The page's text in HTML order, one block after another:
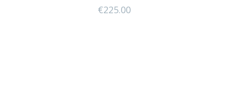
€225.00